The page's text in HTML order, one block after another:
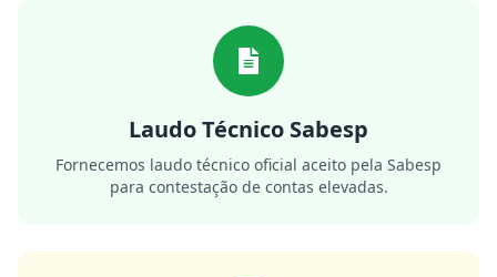
Laudo Técnico Sabesp
Fornecemos laudo técnico oficial aceito pela Sabesp
para contestação de contas elevadas.